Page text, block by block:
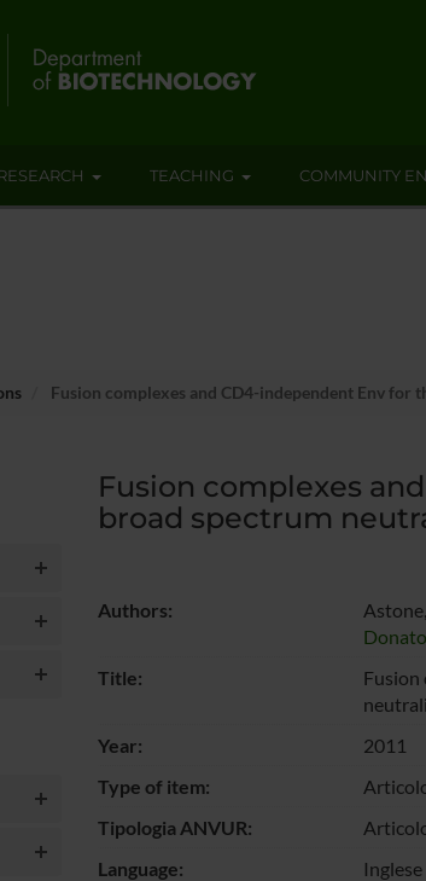
TEACHING COMMUNITY
Fusion complexes and CD4-independent Env
Fusion complexes
broad spectrum
Authors:
Donato
Title:
Fusion
Year:
2011
Type of item:
Tipologia ANVUR:
Language:
Inglese